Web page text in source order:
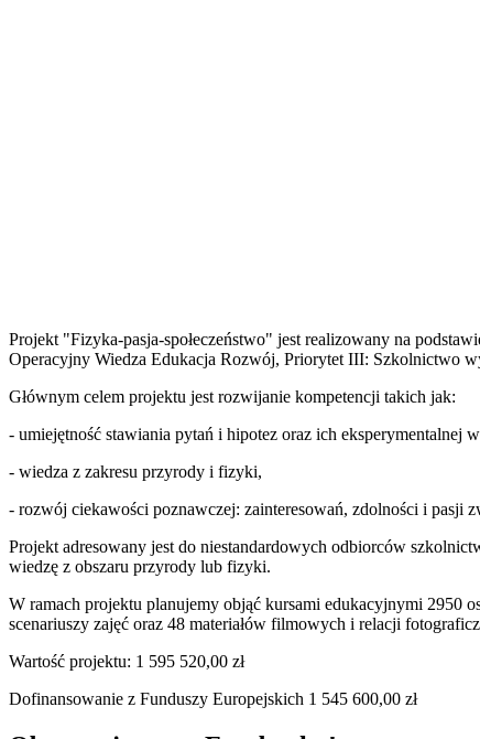
Projekt "Fizyka-pasja-społeczeństwo" jest realizowany na
Operacyjny Wiedza Edukacja Rozwój, Priorytet III: Szkolnictwo
Głównym celem projektu jest rozwijanie kompetencji takich jak:
- umiejętność stawiania pytań i hipotez oraz ich eksperymentalnej
- wiedza z zakresu przyrody i fizyki,
- rozwój ciekawości poznawczej: zainteresowań, zdolności i pasji
Projekt adresowany jest do niestandardowych odbiorców
wiedzę z obszaru przyrody lub fizyki.
W ramach projektu planujemy objąć kursami edukacyjnymi 2950
scenariuszy zajęć oraz 48 materiałów filmowych i relacji
Wartość projektu: 1 595 520,00 zł
Dofinansowanie z Funduszy Europejskich 1 545 600,00 zł